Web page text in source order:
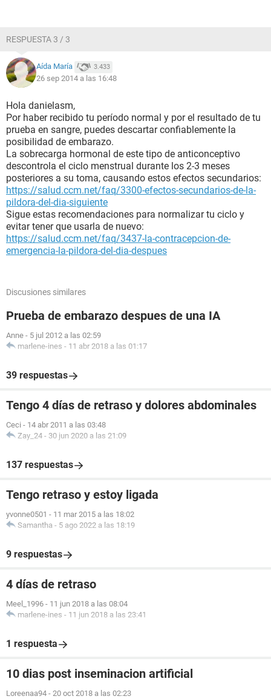
RESPUESTA 3 / 3
Aída María 3.433
26 sep 2014 a las 16:48
Hola danielasm,
Por haber recibido tu período normal y por el resultado de tu
prueba en sangre, puedes descartar confiablemente la
posibilidad de embarazo.
La sobrecarga hormonal de este tipo de anticonceptivo
descontrola el ciclo menstrual durante los 2-3 meses
posteriores a su toma, causando estos efectos secundarios:
https://salud.ccm.net/faq/3300-efectos-secundarios-de-la-
pildora-del-dia-siguiente
Sigue estas recomendaciones para normalizar tu ciclo y
evitar tener que usarla de nuevo:
https://salud.ccm.net/faq/3437-la-contracepcion-de-
emergencia-la-pildora-del-dia-despues
Discusiones similares
Prueba de embarazo despues de una IA
Anne - 5 jul 2012 a las 02:59
marlene-ines - 11 abr 2018 a las 01:17
39 respuestas
Tengo 4 días de retraso y dolores abdominales
Ceci - 14 abr 2011 a las 03:48
Zay_24 - 30 jun 2020 a las 21:09
137 respuestas
Tengo retraso y estoy ligada
yvonne0501 - 11 mar 2015 a las 18:02
Samantha - 5 ago 2022 a las 18:19
9 respuestas
4 días de retraso
Meel_1996 - 11 jun 2018 a las 08:04
marlene-ines - 11 jun 2018 a las 23:41
1 respuesta
10 dias post inseminacion artificial
Loreenaa94 - 20 oct 2018 a las 02:23